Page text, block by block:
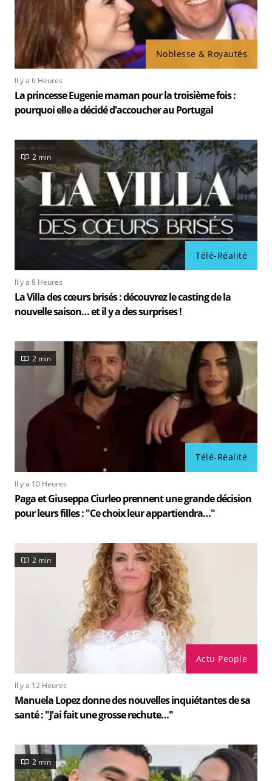
Noblesse & Royautés
Il y a 6 Heures
La princesse Eugenie maman pour la troisième fois :
pourquoi elle a décidé d'accoucher au Portugal
Télé-Réalité
2 min
Il y a 8 Heures
La Villa des cœurs brisés : découvrez le casting de la
nouvelle saison… et il y a des surprises !
Télé-Réalité
2 min
Il y a 10 Heures
Paga et Giuseppa Ciurleo prennent une grande décision
pour leurs filles : "Ce choix leur appartiendra…"
Actu People
2 min
Il y a 12 Heures
Manuela Lopez donne des nouvelles inquiétantes de sa
santé : "J'ai fait une grosse rechute…"
2 min